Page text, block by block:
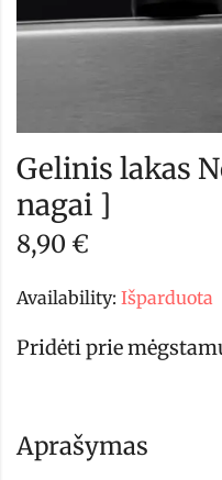
Gelinis lakas
nagai ]
8,90 €
Availability: Išparduota
Pridėti prie
Aprašymas